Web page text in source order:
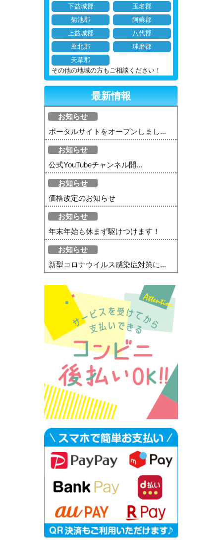
下益城郡
玉名郡
菊池郡
阿蘇郡
上益城郡
八代郡
葦北郡
球磨郡
天草郡
その他の地域の方もご相談ください！
最新情報
お知らせ
ポータルサイトをオープンしまし...
お知らせ
公式YouTubeチャンネル開...
お知らせ
価格改定のお知らせ
お知らせ
年末年始も休まず駆けつけます！
お知らせ
新型コロナウイルス感染症対策に...